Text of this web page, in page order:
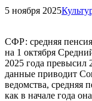
5 ноября 2025
СФР: средняя
на 1 октября
2025 года превысил
данные приводит
ведомства, средняя
как в начале года